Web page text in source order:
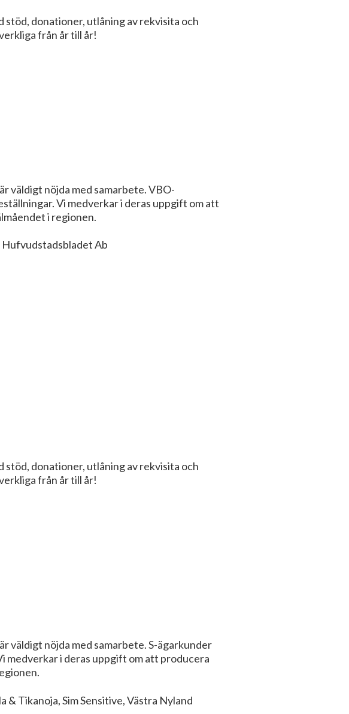
donationer, utlåning av rekvisita och
från år till år!
väldigt nöjda med samarbete. VBO-
Vi medverkar i deras uppgift om att
i regionen.
Hufvudstadsbladet Ab
donationer, utlåning av rekvisita och
från år till år!
väldigt nöjda med samarbete. S-ägarkunder
medverkar i deras uppgift om att producera
& Tikanoja, Sim Sensitive, Västra Nyland